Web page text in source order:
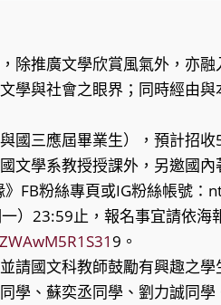
除推廣文學欣賞風氣外，亦
學與社會之眼界；同時經由
國三應屆畢業生），預計招收
文學系教授授課外，另邀國
粉絲專頁或IG粉絲帳號：
）23:59止，報名事宜請依海
9。
請國文科教師鼓勵有興趣之學
學、蘇奕丞同學、劉力誠同學